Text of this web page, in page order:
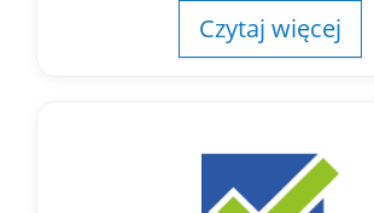
Czytaj więcej